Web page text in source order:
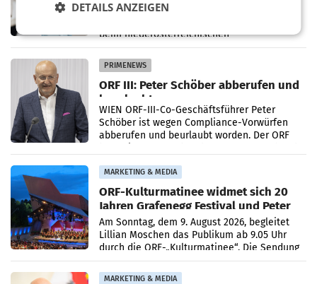
Österreichs
BAD VÖSLAU. Die anhaltend hohen
beim niederösterreichischen
Getränkehersteller Vöslauer zu deutlichen
Absatzzuwächsen geführt. Während
PRIMENEWS
ORF III: Peter Schöber abberufen und
beurlaubt
WIEN ORF-III-Co-Geschäftsführer Peter
Schöber ist wegen Compliance-Vorwürfen
abberufen und beurlaubt worden. Der ORF
MARKETING & MEDIA
ORF-Kulturmatinee widmet sich 20
Jahren Grafenegg Festival und Peter
Simonischek
Am Sonntag, dem 9. August 2026, begleitet
Lillian Moschen das Publikum ab 9.05 Uhr
durch die ORF-„Kulturmatinee“. Die Sendung
startet mit der Dokumentation „20 Jahre
Grafenegg
MARKETING & MEDIA
DETAILS ANZEIGEN